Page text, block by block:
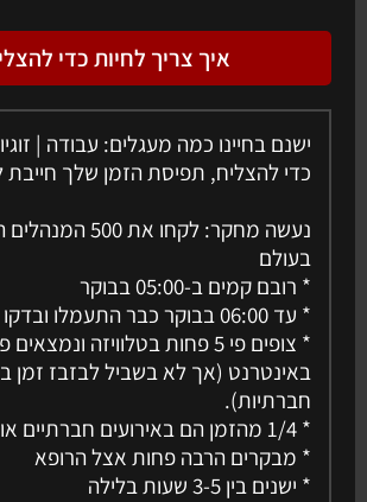
איך צריך לחיות כדי
ישנם בחיינו כמה מעגלים: עבודה |
כדי להצליח, תפיסת הזמן שלך
נעשה מחקר: לקחו את
בעולם
* רובם קמים ב-05:00 בבוקר
* עד 06:00 בבוקר כבר התעמלו ובדקו מיילים
באינטרנט (אך לא בשביל לבזבז זמן
חברתיות).
* 1/4 מהזמן הם באירועים חברתיים או בטלפון
* מבקרים הרבה פחות אצל הרופא
* ישנים בין 3-5 שעות בלילה